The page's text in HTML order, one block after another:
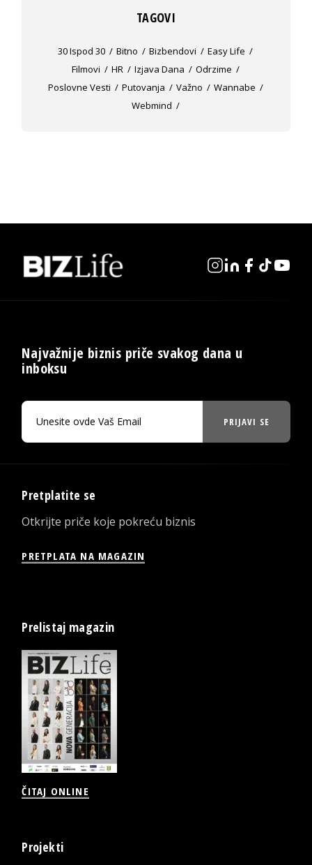
TAGOVI
30 Ispod 30 Bitno Bizbendovi
Easy Life
Filmovi
HR Izjava Dana
Odrzime
Poslovne Vesti
Putovanja Važno
Wannabe
Webmind
Najvažnije biznis priče svakog dana u
inboksu
PRIJAVI SE
Pretplatite se
Otkrijte priče koje pokreću biznis
PRETPLATA NA MAGAZIN
Prelistaj magazin
ČITAJ ONLINE
Projekti